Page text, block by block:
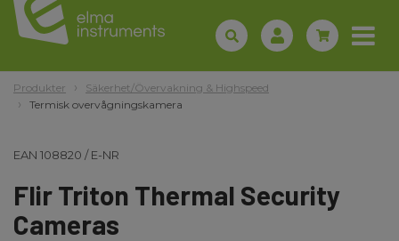
Produkter
Säkerhet/Övervakning & Highspeed
Termisk overvågningskamera
EAN 108820 /E-NR
Flir Triton Thermal Security
Cameras